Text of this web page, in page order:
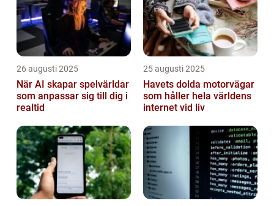
26 augusti 2025
När AI skapar spelvärldar
som anpassar sig till dig i
realtid
25 augusti 2025
Havets dolda motorvägar
som håller hela världens
internet vid liv